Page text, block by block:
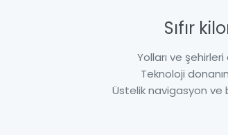
Sıfır
Yolları ve
Teknoloji
Üstelik navigasyon ve